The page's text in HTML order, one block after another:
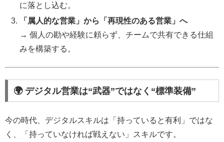
に落とし込む。
「属人的な営業」から「再現性のある営業」へ
→ 個人の勘や経験に頼らず、チームで共有できる仕組
みを構築する。
🌍 デジタル営業は“武器”ではなく“標準装備”
今の時代、デジタルスキルは「持っていると有利」ではな
く、「持っていなければ戦えない」スキルです。